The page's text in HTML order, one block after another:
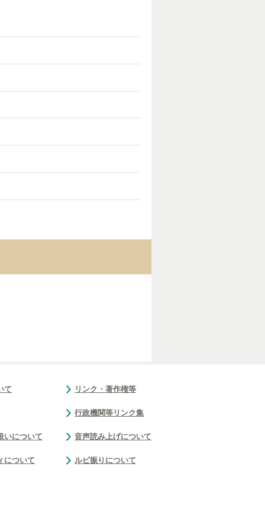
て
いについて
について
リンク・著作権等
行政機関等リンク集
音声読み上げについて
ルビ振りについて